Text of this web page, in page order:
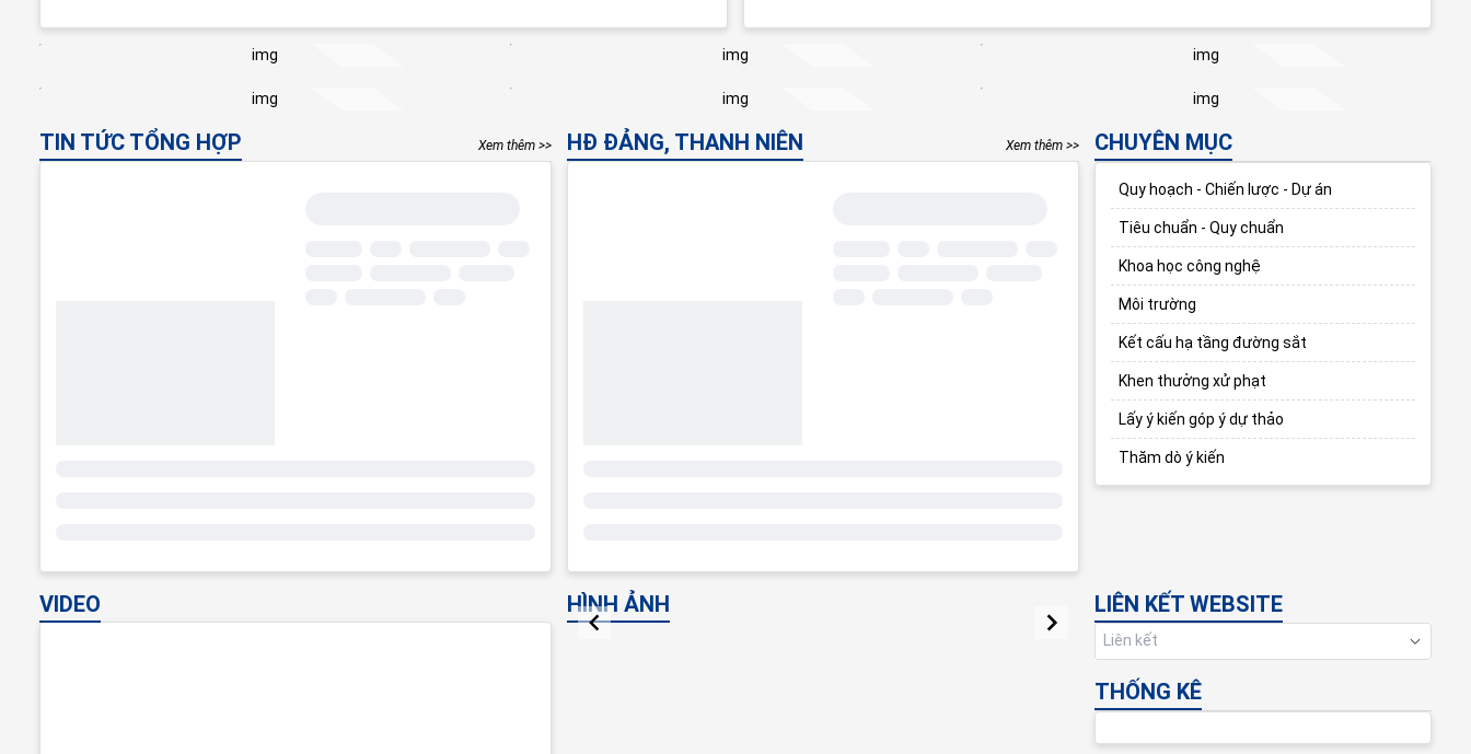
TIN TỨC TỔNG HỢP Xem thêm >> HĐ ĐẢNG, THANH NIÊN Xem thêm >> CHUYÊN MỤC
Quy hoạch - Chiến lược - Dự án
Tiêu chuẩn - Quy chuẩn
Khoa học công nghệ
Môi trường
Kết cấu hạ tầng đường sắt
Khen thưởng xử phạt
Lấy ý kiến góp ý dự thảo
Thăm dò ý kiến
VIDEO HÌNH ẢNH
Item
LIÊN KẾT WEBSITE
Liên kết
THỐNG KÊ